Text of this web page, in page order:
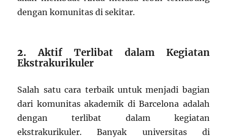
dengan komunitas di sekitar.
2.Aktif Terlibat dalam Kegiatan
Ekstrakurikuler
Salah satu cara terbaik untuk menjadi bagian
dari komunitas akademik di Barcelona adalah
dengan terlibat dalam kegiatan
ekstrakurikuler. Banyak universitas di